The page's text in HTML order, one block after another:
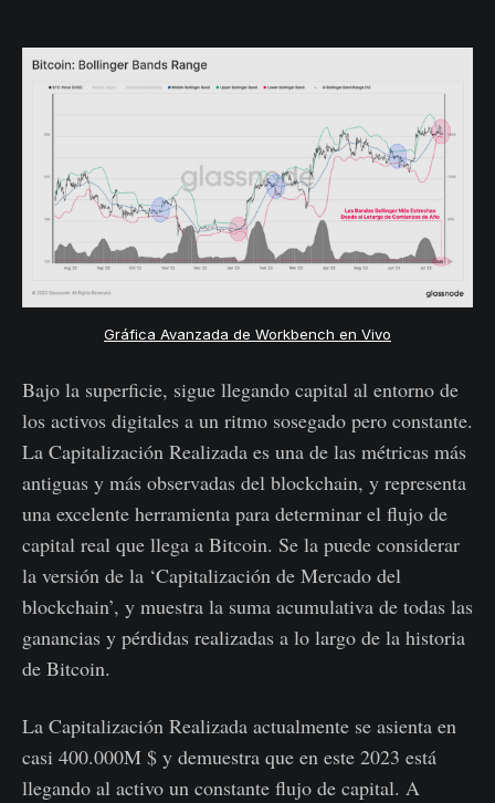
Gráfica Avanzada de Workbench en Vivo
Bajo la superficie, sigue llegando capital al entorno de
los activos digitales a un ritmo sosegado pero constante.
La Capitalización Realizada es una de las métricas más
antiguas y más observadas del blockchain, y representa
una excelente herramienta para determinar el flujo de
capital real que llega a Bitcoin. Se la puede considerar
la versión de la ‘Capitalización de Mercado del
blockchain’, y muestra la suma acumulativa de todas las
ganancias y pérdidas realizadas a lo largo de la historia
de Bitcoin.
La Capitalización Realizada actualmente se asienta en
casi 400.000M $ y demuestra que en este 2023 está
llegando al activo un constante flujo de capital. A